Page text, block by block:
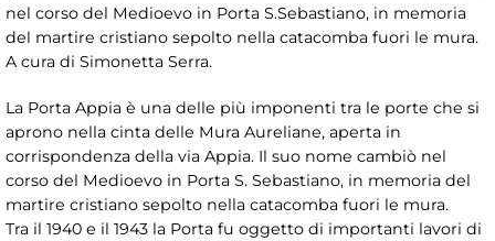
nel corso del Medioevo in Porta S.Sebastiano, in memoria
del martire cristiano sepolto nella catacomba fuori le mura.
A cura di Simonetta Serra.
La Porta Appia è una delle più imponenti tra le porte che si
aprono nella cinta delle Mura Aureliane, aperta in
corrispondenza della via Appia. Il suo nome cambiò nel
corso del Medioevo in Porta S. Sebastiano, in memoria del
martire cristiano sepolto nella catacomba fuori le mura.
Tra il 1940 e il 1943 la Porta fu oggetto di importanti lavori di